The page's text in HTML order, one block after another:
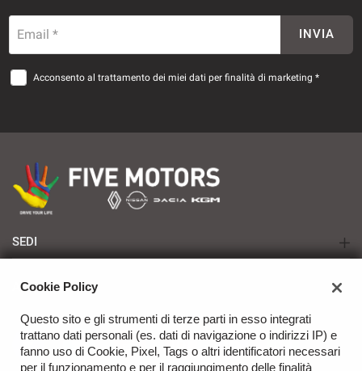
Email * INVIA
Acconsento al trattamento dei miei dati per finalità di marketing *
SEDI
AZIENDA
Azienda
Contatti
Cookie Policy
Questo sito e gli strumenti di terze parti in esso integrati
trattano dati personali (es. dati di navigazione o indirizzi IP) e
fanno uso di Cookie, Pixel, Tags o altri identificatori necessari
per il funzionamento e per il raggiungimento delle finalità